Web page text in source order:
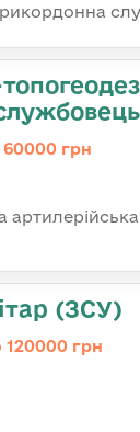
60000 грн
(ЗСУ)
120000 грн